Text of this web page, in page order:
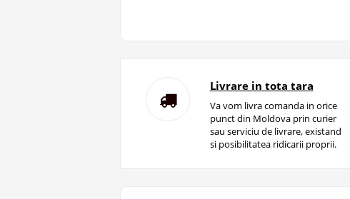
Livrare in tota tara
Va vom livra comanda in orice
punct din Moldova prin curier
sau serviciu de livrare, existand
si posibilitatea ridicarii proprii.